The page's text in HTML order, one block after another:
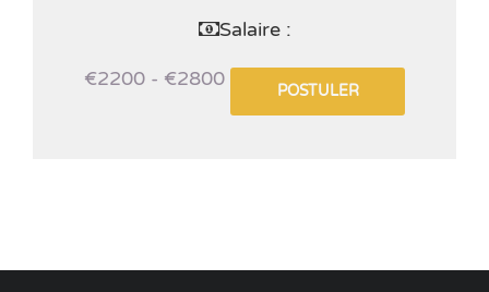
Salaire :
€2200 - €2800
POSTULER